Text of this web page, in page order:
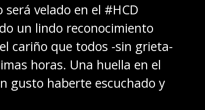
será velado en el #HCD
un lindo reconocimiento
cariño que todos -sin grieta-
horas. Una huella en el
gusto haberte escuchado y